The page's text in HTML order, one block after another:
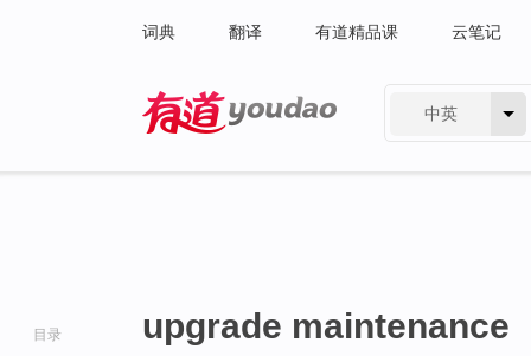
词典 翻译 有道精品课 云笔记
中英
目录 upgrade maintenance